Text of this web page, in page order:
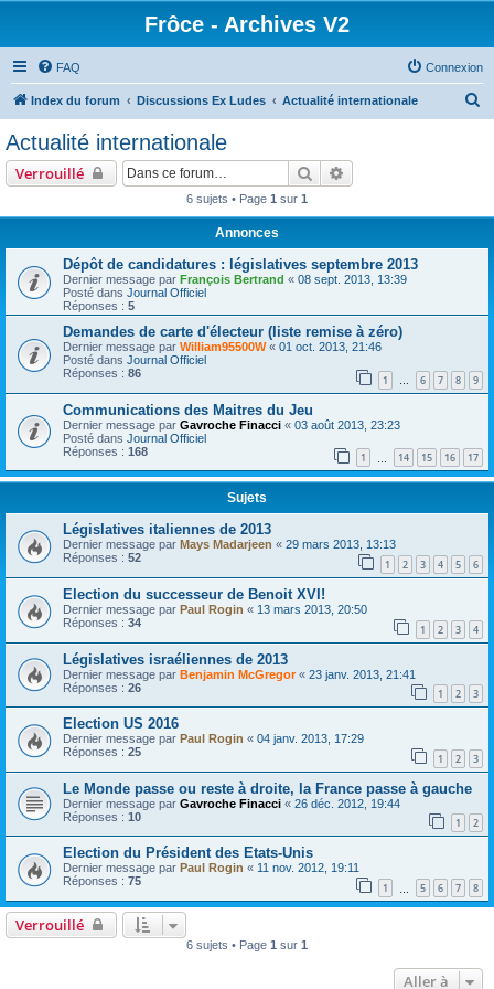
Frôce - Archives V2
FAQ Connexion
Index du forum Discussions Ex Ludes Actualité internationale
Actualité internationale
Verrouillé Rechercher
6 sujets • Page 1 sur 1
Annonces
Dépôt de candidatures : législatives septembre 2013
Dernier message par François Bertrand « 08 sept. 2013, 13:39
Posté dans Journal Officiel
Réponses : 5
Demandes de carte d'électeur (liste remise à zéro)
Dernier message par William95500W« 01 oct. 2013, 21:46
Posté dans Journal Officiel
Réponses : 86 1 … 6 7 8 9
Communications des Maitres du Jeu
Dernier message par Gavroche Finacci « 03 août 2013, 23:23
Posté dans Journal Officiel
Réponses : 168 1 14 15 16 17
Sujets
Législatives italiennes de 2013
Dernier message par Mays Madarjeen « 29 mars 2013, 13:13
Réponses : 52 1 2 3 4 5 6
Election du successeur de Benoit XVI!
Dernier message par Paul Rogin « 13 mars 2013, 20:50
Réponses : 34 1 2 3 4
Législatives israéliennes de 2013
Dernier message par Benjamin McGregor« 23 janv. 2013, 21:41
Réponses : 26 1 2 3
Election US 2016
Dernier message par Paul Rogin « 04 janv. 2013, 17:29
Réponses : 25 1 2 3
Le Monde passe ou reste à droite, la France passe à gauche
Dernier message par Gavroche Finacci « 26 déc. 2012, 19:44
Réponses : 10 1 2
Election du Président des Etats-Unis
Dernier message par Paul Rogin « 11 nov. 2012, 19:11
Réponses : 75 1 5 6 7 8
Verrouillé
6 sujets • Page 1 sur 1
Aller à